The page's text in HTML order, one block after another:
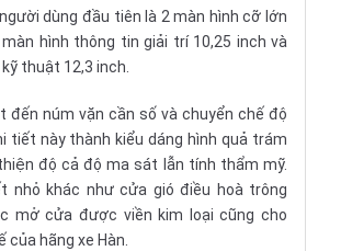
dùng đầu tiên là 2 màn hình cỡ lớn
hình thông tin giải trí 10,25 inch và
thuật 12,3 inch.
đến núm vặn cần số và chuyển chế độ
tiết này thành kiểu dáng hình quả trám
độ cả độ ma sát lẫn tính thẩm mỹ.
nhỏ khác như cửa gió điều hoà trông
mở cửa được viền kim loại cũng cho
của hãng xe Hàn.